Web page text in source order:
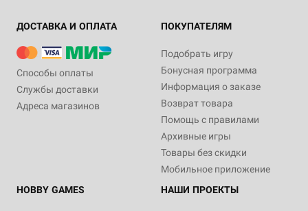
ДОСТАВКА И ОПЛАТА
Способы оплаты
Службы доставки
Адреса магазинов
ПОКУПАТЕЛЯМ
Подобрать игру
Бонусная программа
Информация о заказе
Возврат товара
Помощь с правилами
Архивные игры
Товары без скидки
Мобильное приложение
HOBBY GAMES
НАШИ ПРОЕКТЫ